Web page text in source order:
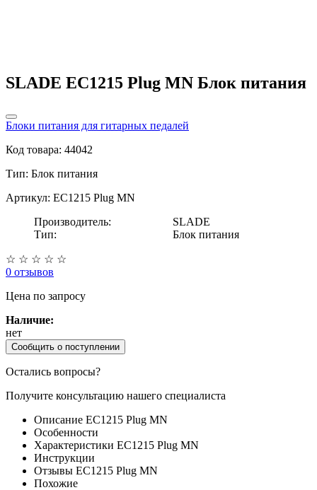
SLADE EC1215 Plug MN Блок питания
Блоки питания для гитарных педалей
Код товара: 44042
Тип: Блок питания
Артикул: EC1215 Plug MN
Производитель:
SLADE
Тип:
Блок питания
☆ ☆ ☆ ☆ ☆
0 отзывов
Цена по запросу
Наличие:
нет
Сообщить о поступлении
Остались вопросы?
Получите консультацию нашего специалиста
Описание EC1215 Plug MN
Особенности
Характеристики EC1215 Plug MN
Инструкции
Отзывы EC1215 Plug MN
Похожие